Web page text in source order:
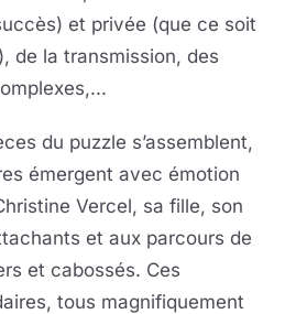
et privée (que ce soit
de la transmission, des
du puzzle s’assemblent,
émergent avec émotion
Vercel, sa fille, son
et aux parcours de
et cabossés. Ces
tous magnifiquement